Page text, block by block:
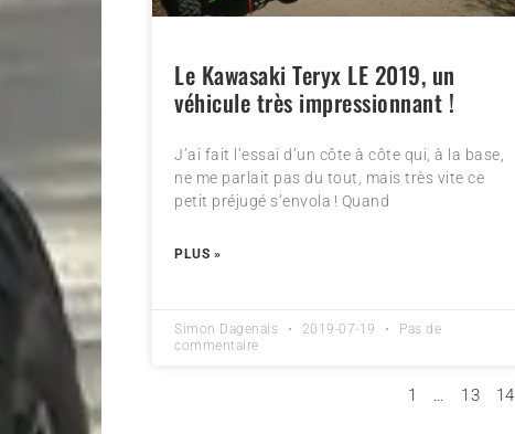
Le Kawasaki Teryx LE 2019, un
véhicule très impressionnant !
J’ai fait l’essai d’un côte à côte qui, à la base,
ne me parlait pas du tout, mais très vite ce
petit préjugé s’envola ! Quand
PLUS »
Simon Dagenais 2019-07-19
Pas de
commentaire
1 … 13 14